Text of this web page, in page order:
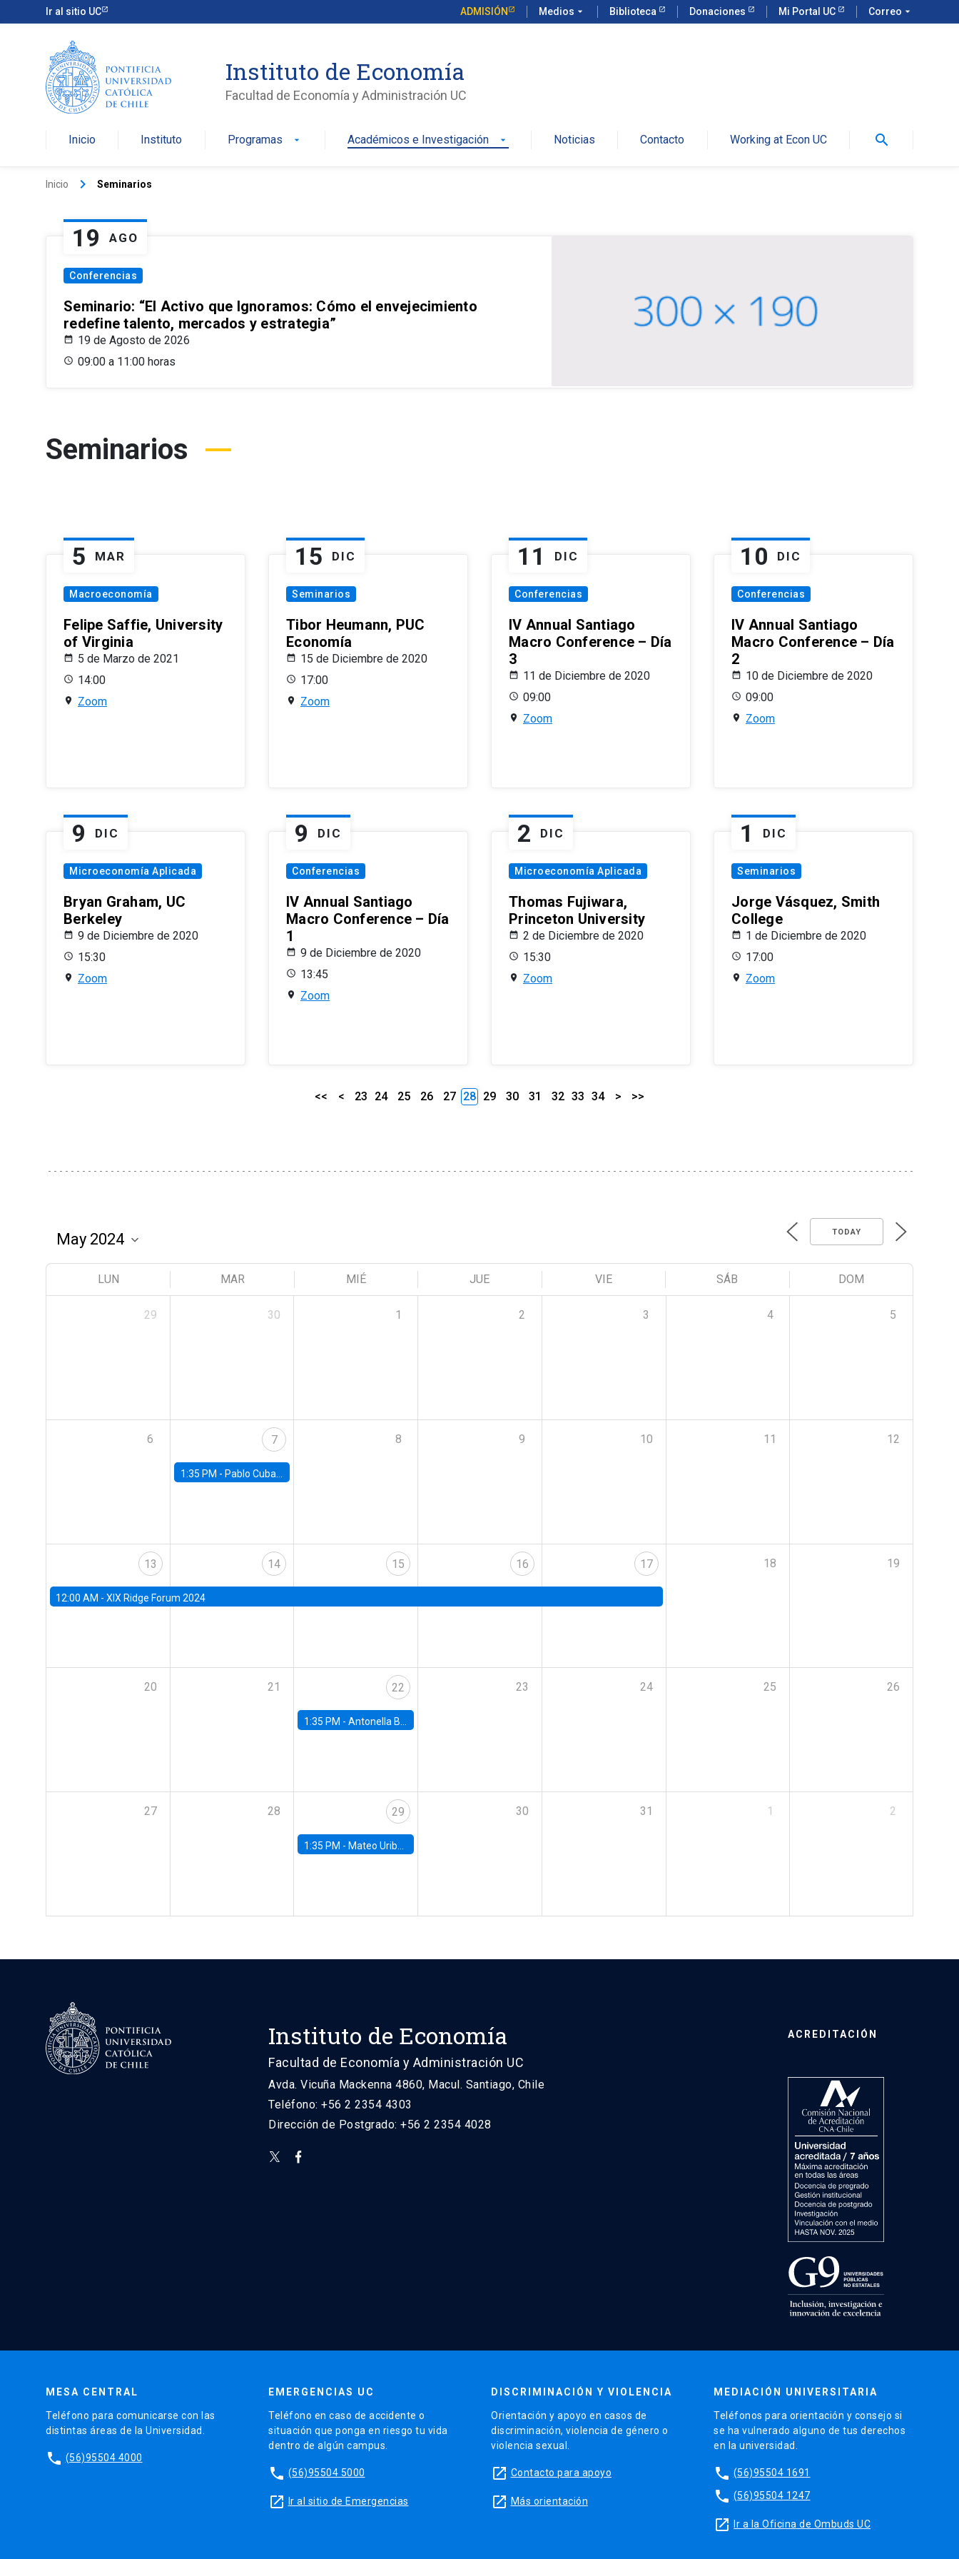
Ir al sitio UC ADMISIÓN Medios arrow_drop_down Biblioteca Donaciones Mi Portal UC Correo arrow_drop_down
Instituto de Economía
Facultad de Economía y Administración UC
Inicio Instituto Programas arrow_drop_down Académicos e Investigación arrow_drop_down Noticias Contacto Working at Econ UC search
Inicio keyboard_arrow_right Seminarios
19 AGO
Conferencias
Seminario: “El Activo que Ignoramos: Cómo el envejecimiento
redefine talento, mercados y estrategia”
19 de Agosto de 2026
09:00 a 11:00 horas
Seminarios
5 MAR
Macroeconomía
Felipe Saffie, University
of Virginia
5 de Marzo de 2021
14:00
Zoom
15 DIC
Seminarios
Tibor Heumann, PUC
Economía
15 de Diciembre de 2020
17:00
Zoom
11 DIC
Conferencias
IV Annual Santiago
Macro Conference – Día
3
11 de Diciembre de 2020
09:00
Zoom
10 DIC
Conferencias
IV Annual Santiago
Macro Conference – Día
2
10 de Diciembre de 2020
09:00
Zoom
9 DIC
Microeconomía Aplicada
Bryan Graham, UC
Berkeley
9 de Diciembre de 2020
15:30
Zoom
9 DIC
Conferencias
IV Annual Santiago
Macro Conference – Día
1
9 de Diciembre de 2020
13:45
Zoom
2 DIC
Microeconomía Aplicada
Thomas Fujiwara,
Princeton University
2 de Diciembre de 2020
15:30
Zoom
1 DIC
Seminarios
Jorge Vásquez, Smith
College
1 de Diciembre de 2020
17:00
Zoom
<< < 23 24 25 26 27 28 29 30 31 32 33 34 > >>
TODAY
LUN MAR MIÉ JUE VIE SÁB DOM
29 30 1 2 3 4 5
6 7
1:35 PM - Pablo Cuba, FED Board
8 9 10 11 12
13
12:00 AM - XIX Ridge Forum 2024
14 15 16 17 18 19
20 21 22
1:35 PM -Antonella Bancalari, Institute for Fiscal Studies (IFS) and Research Associate at University College London (UCL)
23 24 25 26
27 28 29
1:35 PM - Mateo Uribe-Castro, Universidad de los Andes (Colombia)
30 31 1 2
Instituto de Economía
Facultad de Economía y Administración UC
Avda. Vicuña Mackenna 4860, Macul. Santiago, Chile
Teléfono: +56 2 2354 4303
Dirección de Postgrado: +56 2 2354 4028
ACREDITACIÓN
MESA CENTRAL
Teléfono para comunicarse con las
distintas áreas de la Universidad.
phone (56)95504 4000
EMERGENCIAS UC
Teléfono en caso de accidente o
situación que ponga en riesgo tu vida
dentro de algún campus.
phone (56)95504 5000
launch Ir al sitio de Emergencias
DISCRIMINACIÓN Y VIOLENCIA
Orientación y apoyo en casos de
discriminación, violencia de género o
violencia sexual.
launch Contacto para apoyo
launch Más orientación
MEDIACIÓN UNIVERSITARIA
Teléfonos para orientación y consejo si
se ha vulnerado alguno de tus derechos
en la universidad.
phone (56)95504 1691
phone (56)95504 1247
launch Ir a la Oficina de Ombuds UC